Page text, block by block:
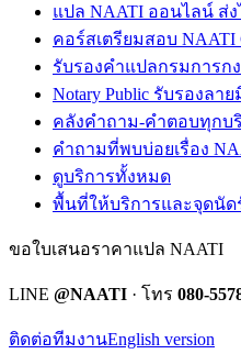
แปล NAATI ออนไลน์ ส่
คอร์สเตรียมสอบ NAATI
รับรองคำแปลกรมการก
Notary Public รับรองลา
คลังคำถาม-คำตอบทุกบ
คำถามที่พบบ่อยเรื่อง
ดูบริการทั้งหมด
พื้นที่ให้บริการและจุดนัด
ขอใบเสนอราคาแปล NAATI
LINE @NAATI · โทร 080-
ติดต่อทีมงานEnglish version